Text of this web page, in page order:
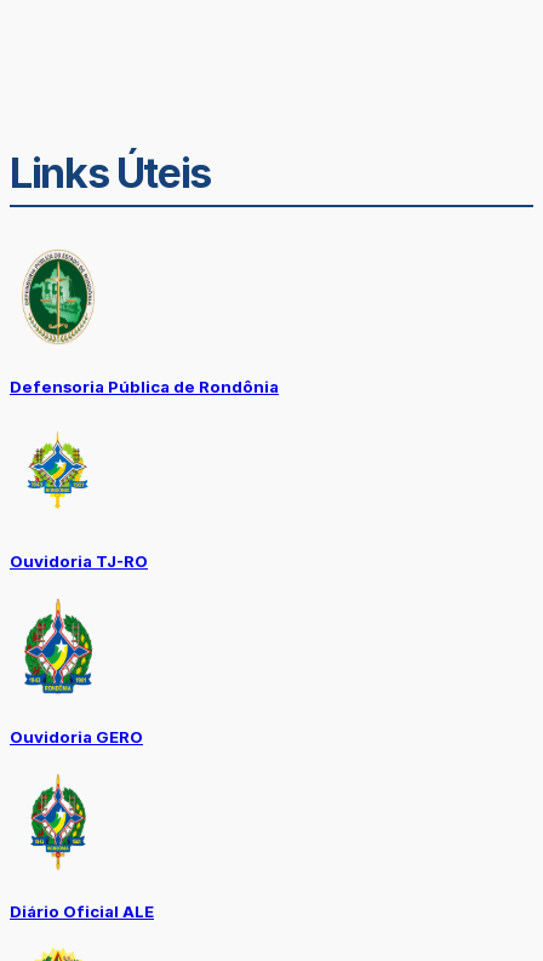
Links Úteis
Defensoria Pública de Rondônia
Ouvidoria TJ-RO
Ouvidoria GERO
Diário Oficial ALE